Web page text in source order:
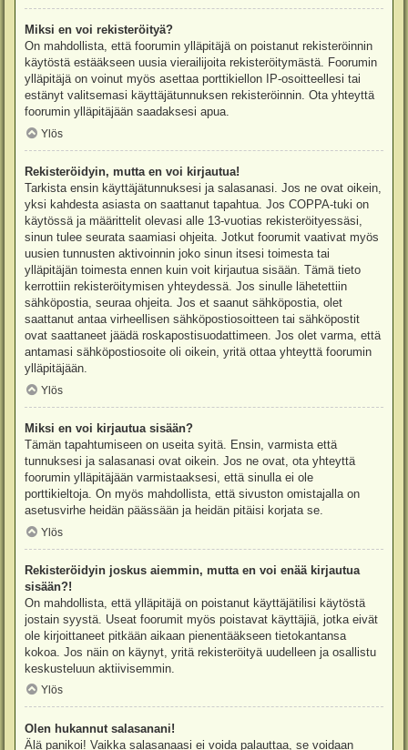
Miksi en voi rekisteröityä?
On mahdollista, että foorumin ylläpitäjä on poistanut rekisteröinnin
käytöstä estääkseen uusia vierailijoita rekisteröitymästä. Foorumin
ylläpitäjä on voinut myös asettaa porttikiellon IP-osoitteellesi tai
estänyt valitsemasi käyttäjätunnuksen rekisteröinnin. Ota yhteyttä
foorumin ylläpitäjään saadaksesi apua.
Ylös
Rekisteröidyin, mutta en voi kirjautua!
Tarkista ensin käyttäjätunnuksesi ja salasanasi. Jos ne ovat oikein,
yksi kahdesta asiasta on saattanut tapahtua. Jos COPPA-tuki on
käytössä ja määrittelit olevasi alle 13-vuotias rekisteröityessäsi,
sinun tulee seurata saamiasi ohjeita. Jotkut foorumit vaativat myös
uusien tunnusten aktivoinnin joko sinun itsesi toimesta tai
ylläpitäjän toimesta ennen kuin voit kirjautua sisään. Tämä tieto
kerrottiin rekisteröitymisen yhteydessä. Jos sinulle lähetettiin
sähköpostia, seuraa ohjeita. Jos et saanut sähköpostia, olet
saattanut antaa virheellisen sähköpostiosoitteen tai sähköpostit
ovat saattaneet jäädä roskapostisuodattimeen. Jos olet varma, että
antamasi sähköpostiosoite oli oikein, yritä ottaa yhteyttä foorumin
ylläpitäjään.
Ylös
Miksi en voi kirjautua sisään?
Tämän tapahtumiseen on useita syitä. Ensin, varmista että
tunnuksesi ja salasanasi ovat oikein. Jos ne ovat, ota yhteyttä
foorumin ylläpitäjään varmistaaksesi, että sinulla ei ole
porttikieltoja. On myös mahdollista, että sivuston omistajalla on
asetusvirhe heidän päässään ja heidän pitäisi korjata se.
Ylös
Rekisteröidyin joskus aiemmin, mutta en voi enää kirjautua
sisään?!
On mahdollista, että ylläpitäjä on poistanut käyttäjätilisi käytöstä
jostain syystä. Useat foorumit myös poistavat käyttäjiä, jotka eivät
ole kirjoittaneet pitkään aikaan pienentääkseen tietokantansa
kokoa. Jos näin on käynyt, yritä rekisteröityä uudelleen ja osallistu
keskusteluun aktiivisemmin.
Ylös
Olen hukannut salasanani!
Älä panikoi! Vaikka salasanaasi ei voida palauttaa, se voidaan